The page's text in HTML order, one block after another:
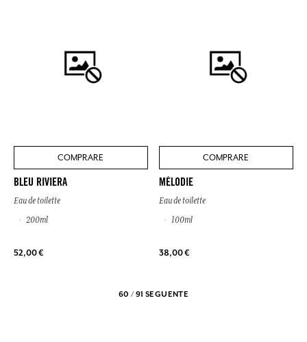
COMPRARE
BLEU RIVIERA
Eau de toilette
200ml
52,00 €
COMPRARE
MÉLODIE
Eau de toilette
100ml
38,00 €
60 / 91 SEGUENTE